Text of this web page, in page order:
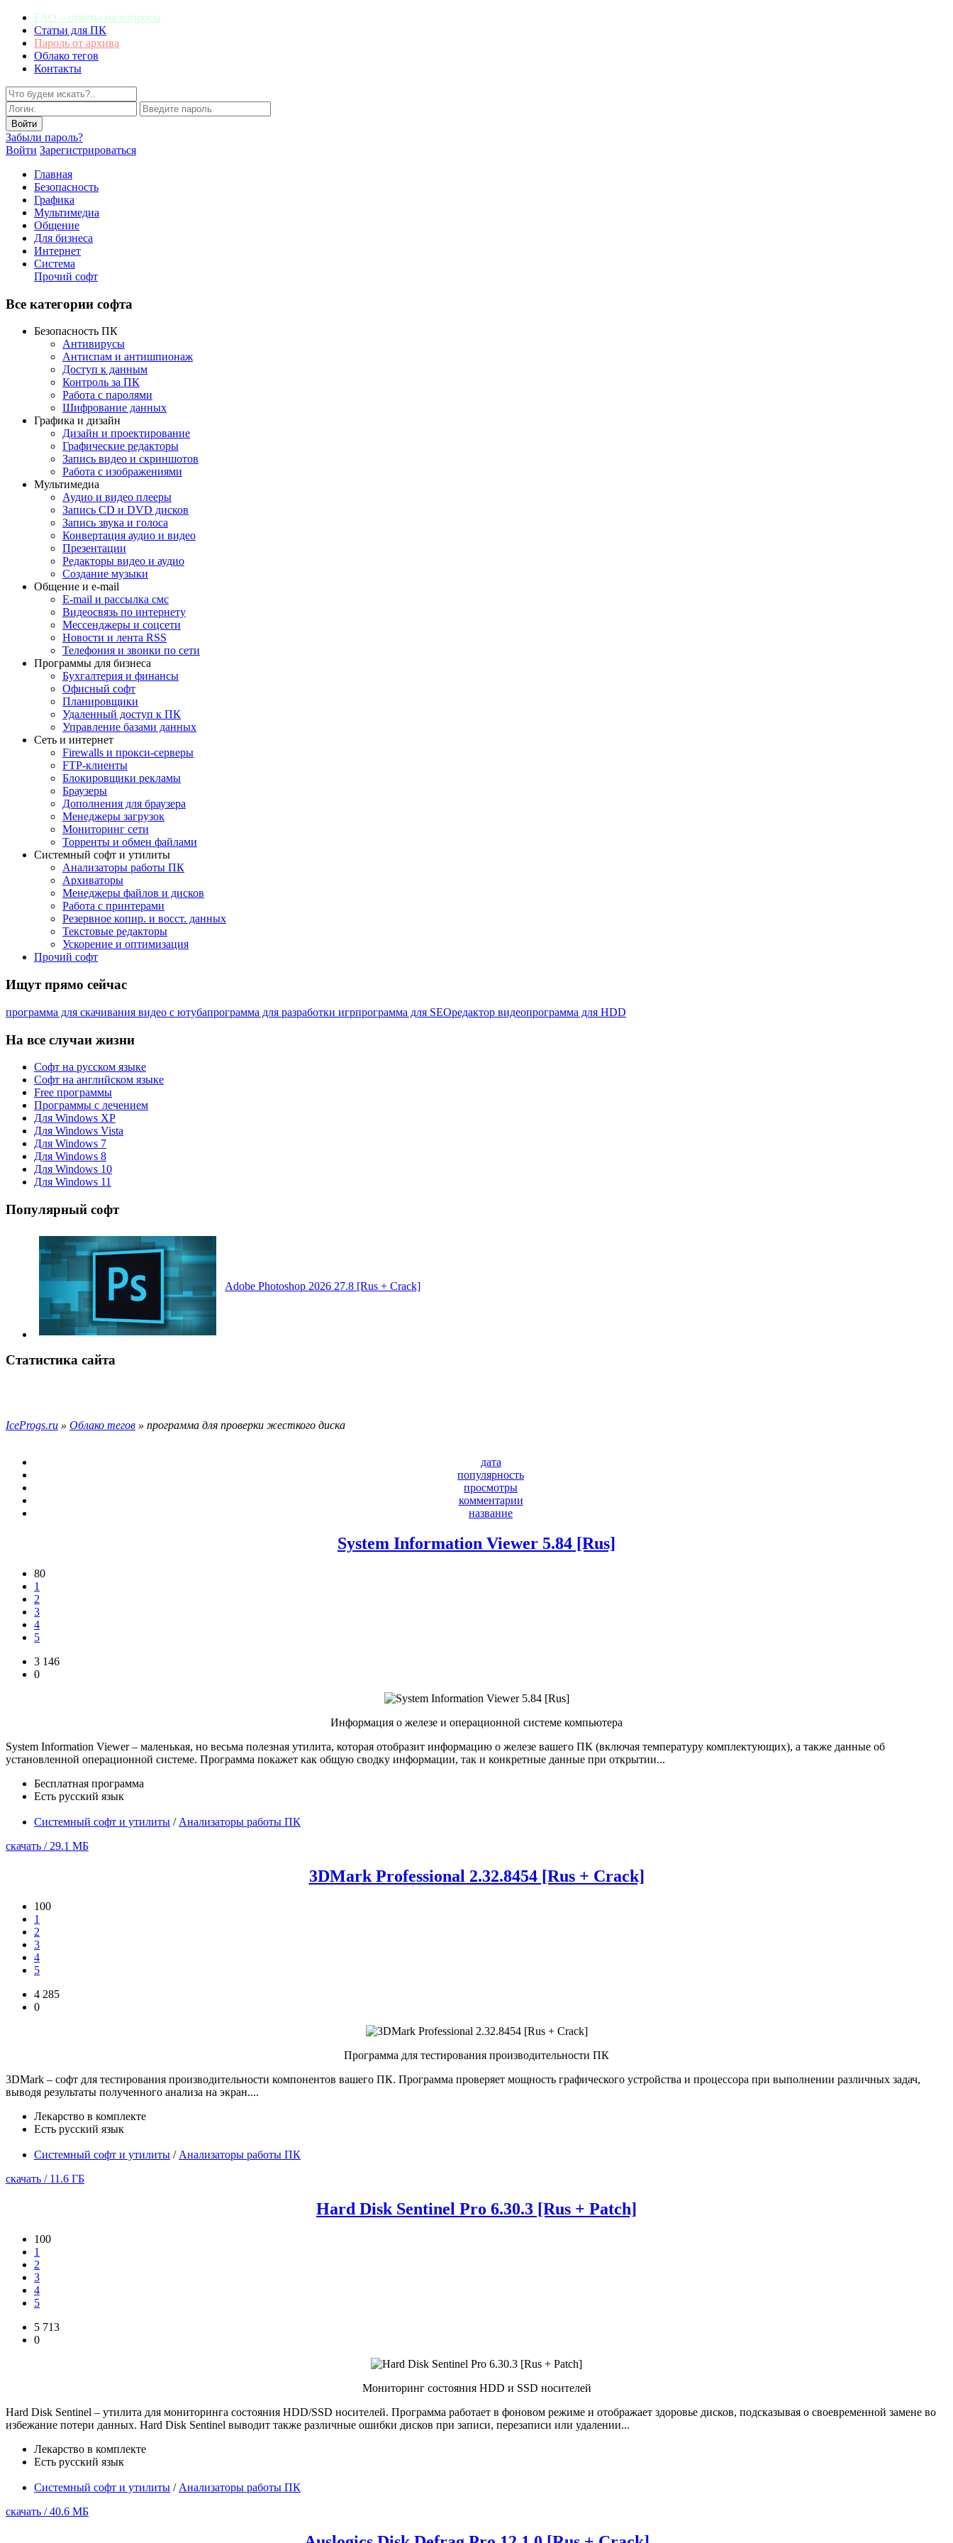
FAQ – ответы на вопросы
Статьи для ПК
Пароль от архива
Облако тегов
Контакты
Забыли пароль?
Войти Зарегистрироваться
Главная
Безопасность
Графика
Мультимедиа
Общение
Для бизнеса
Интернет
Система
Прочий софт
Все категории софта
Безопасность ПК
Антивирусы
Антиспам и антишпионаж
Доступ к данным
Контроль за ПК
Работа с паролями
Шифрование данных
Графика и дизайн
Дизайн и проектирование
Графические редакторы
Запись видео и скриншотов
Работа с изображениями
Мультимедиа
Аудио и видео плееры
Запись CD и DVD дисков
Запись звука и голоса
Конвертация аудио и видео
Презентации
Редакторы видео и аудио
Создание музыки
Общение и e-mail
E-mail и рассылка смс
Видеосвязь по интернету
Мессенджеры и соцсети
Новости и лента RSS
Телефония и звонки по сети
Программы для бизнеса
Бухгалтерия и финансы
Офисный софт
Планировщики
Удаленный доступ к ПК
Управление базами данных
Сеть и интернет
Firewalls и прокси-серверы
FTP-клиенты
Блокировщики рекламы
Браузеры
Дополнения для браузера
Менеджеры загрузок
Мониторинг сети
Торренты и обмен файлами
Системный софт и утилиты
Анализаторы работы ПК
Архиваторы
Менеджеры файлов и дисков
Работа с принтерами
Резервное копир. и восст. данных
Текстовые редакторы
Ускорение и оптимизация
Прочий софт
Ищут прямо сейчас
программа для скачивания видео с ютубапрограмма для разработки игрпрограмма для SEOредактор видеопрограмма для HDD
На все случаи жизни
Софт на русском языке
Софт на английском языке
Free программы
Программы с лечением
Для Windows XP
Для Windows Vista
Для Windows 7
Для Windows 8
Для Windows 10
Для Windows 11
Популярный софт
Adobe Photoshop 2026 27.8 [Rus + Crack]
Статистика сайта
IceProgs.ru » Облако тегов » программа для проверки жесткого диска
дата
популярность
просмотры
комментарии
название
System Information Viewer 5.84 [Rus]
80
1
2
3
4
5
3 146
0
Информация о железе и операционной системе компьютера
System Information Viewer – маленькая, но весьма полезная утилита, которая отобразит информацию о железе вашего ПК (включая температуру комплектующих), а также данные об
установленной операционной системе. Программа покажет как общую сводку информации, так и конкретные данные при открытии...
Бесплатная программа
Есть русский язык
Системный софт и утилиты / Анализаторы работы ПК
скачать / 29.1 МБ
3DMark Professional 2.32.8454 [Rus + Crack]
100
1
2
3
4
5
4 285
0
Программа для тестирования производительности ПК
3DMark – софт для тестирования производительности компонентов вашего ПК. Программа проверяет мощность графического устройства и процессора при выполнении различных задач,
выводя результаты полученного анализа на экран....
Лекарство в комплекте
Есть русский язык
Системный софт и утилиты / Анализаторы работы ПК
скачать / 11.6 ГБ
Hard Disk Sentinel Pro 6.30.3 [Rus + Patch]
100
1
2
3
4
5
5 713
0
Мониторинг состояния HDD и SSD носителей
Hard Disk Sentinel – утилита для мониторинга состояния HDD/SSD носителей. Программа работает в фоновом режиме и отображает здоровье дисков, подсказывая о своевременной замене во
избежание потери данных. Hard Disk Sentinel выводит также различные ошибки дисков при записи, перезаписи или удалении...
Лекарство в комплекте
Есть русский язык
Системный софт и утилиты / Анализаторы работы ПК
скачать / 40.6 МБ